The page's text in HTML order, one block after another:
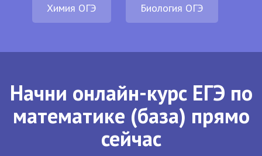
Химия ОГЭ Биология ОГЭ
Начни онлайн-курс ЕГЭ по
математике (база) прямо
сейчас